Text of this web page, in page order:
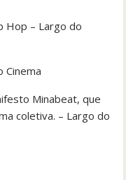
Hop – Largo do
Cinema
Minabeat, que
coletiva. – Largo do